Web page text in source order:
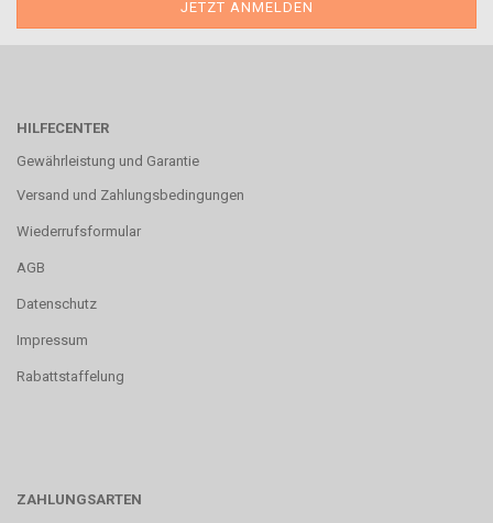
HILFECENTER
Gewährleistung und Garantie
Versand und Zahlungsbedingungen
Wiederrufsformular
AGB
Datenschutz
Impressum
Rabattstaffelung
ZAHLUNGSARTEN